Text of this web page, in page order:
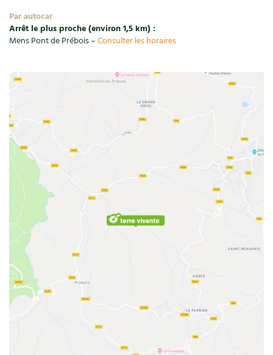
Conseils vidéo des
Secrets d’abonné
Tous au jardin ! avec Pascal
La vie secrète du jardin
BD : La folle histoire des plantes
Par autocar
Arrêt le plus proche (environ 1,5 km) :
Mens Pont de Prébois –Consulter les horaires